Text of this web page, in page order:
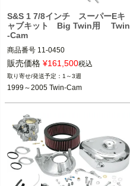
S&S 1 7/8インチ スーパーEキ
ャブキット Big Twin用 Twin
-Cam
商品番号 11-0450
(DS-0452/499669)
S&S Cycle (エス・アンド・エス)
販売価格 ¥161,500税込
1～3週
1999～2005 Twin-Cam